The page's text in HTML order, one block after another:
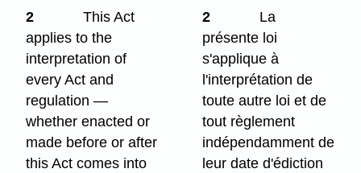
2
This Act
applies to the
interpretation of
every Act and
regulation —
whether enacted or
made before or after
this Act comes into
2
La
présente loi
s'applique à
l'interprétation de
toute autre loi et de
tout règlement
indépendamment de
leur date d'édiction